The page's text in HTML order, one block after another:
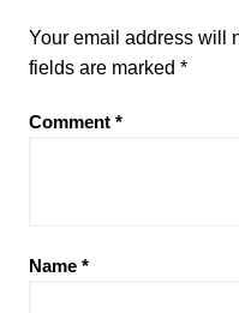
Your email address will
fields are marked *
Comment *
Name *